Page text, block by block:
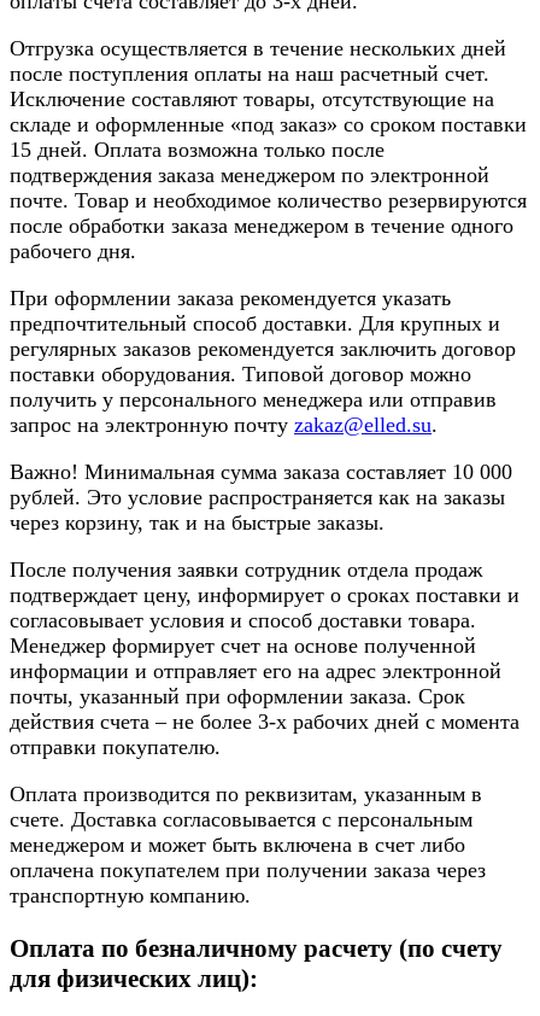
Отгрузка осуществляется в течение нескольких дней
после поступления оплаты на наш расчетный счет.
Исключение составляют товары, отсутствующие на
складе и оформленные «под заказ» со сроком поставки
15 дней. Оплата возможна только после
подтверждения заказа менеджером по электронной
почте. Товар и необходимое количество резервируются
после обработки заказа менеджером в течение одного
рабочего дня.
При оформлении заказа рекомендуется указать
предпочтительный способ доставки. Для крупных и
регулярных заказов рекомендуется заключить договор
поставки оборудования. Типовой договор можно
получить у персонального менеджера или отправив
запрос на электронную почту zakaz@elled.su.
Важно! Минимальная сумма заказа составляет 10 000
рублей. Это условие распространяется как на заказы
через корзину, так и на быстрые заказы.
После получения заявки сотрудник отдела продаж
подтверждает цену, информирует о сроках поставки и
согласовывает условия и способ доставки товара.
Менеджер формирует счет на основе полученной
информации и отправляет его на адрес электронной
почты, указанный при оформлении заказа. Срок
действия счета – не более 3-х рабочих дней с момента
отправки покупателю.
Оплата производится по реквизитам, указанным в
счете. Доставка согласовывается с персональным
менеджером и может быть включена в счет либо
оплачена покупателем при получении заказа через
транспортную компанию.
Оплата по безналичному расчету (по счету
для физических лиц):